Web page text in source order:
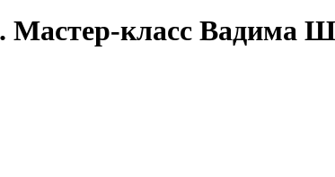
Мастер-класс Вадима